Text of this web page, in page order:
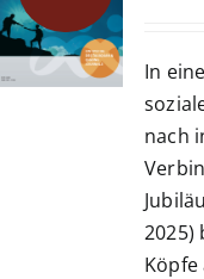
In
nach
2025)